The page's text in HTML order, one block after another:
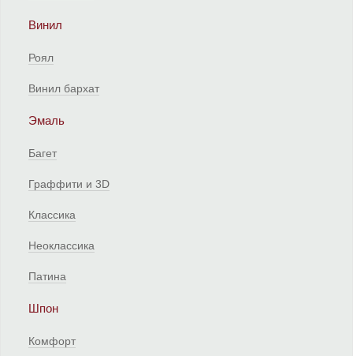
Винил
Роял
Винил бархат
Эмаль
Багет
Граффити и 3D
Классика
Неоклассика
Патина
Шпон
Комфорт